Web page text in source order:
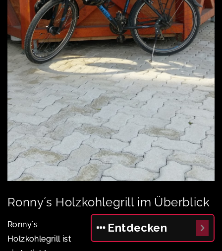
Ronny´s Holzkohlegrill im Überblick
Entdecken
Ronny´s
Holzkohlegrill ist